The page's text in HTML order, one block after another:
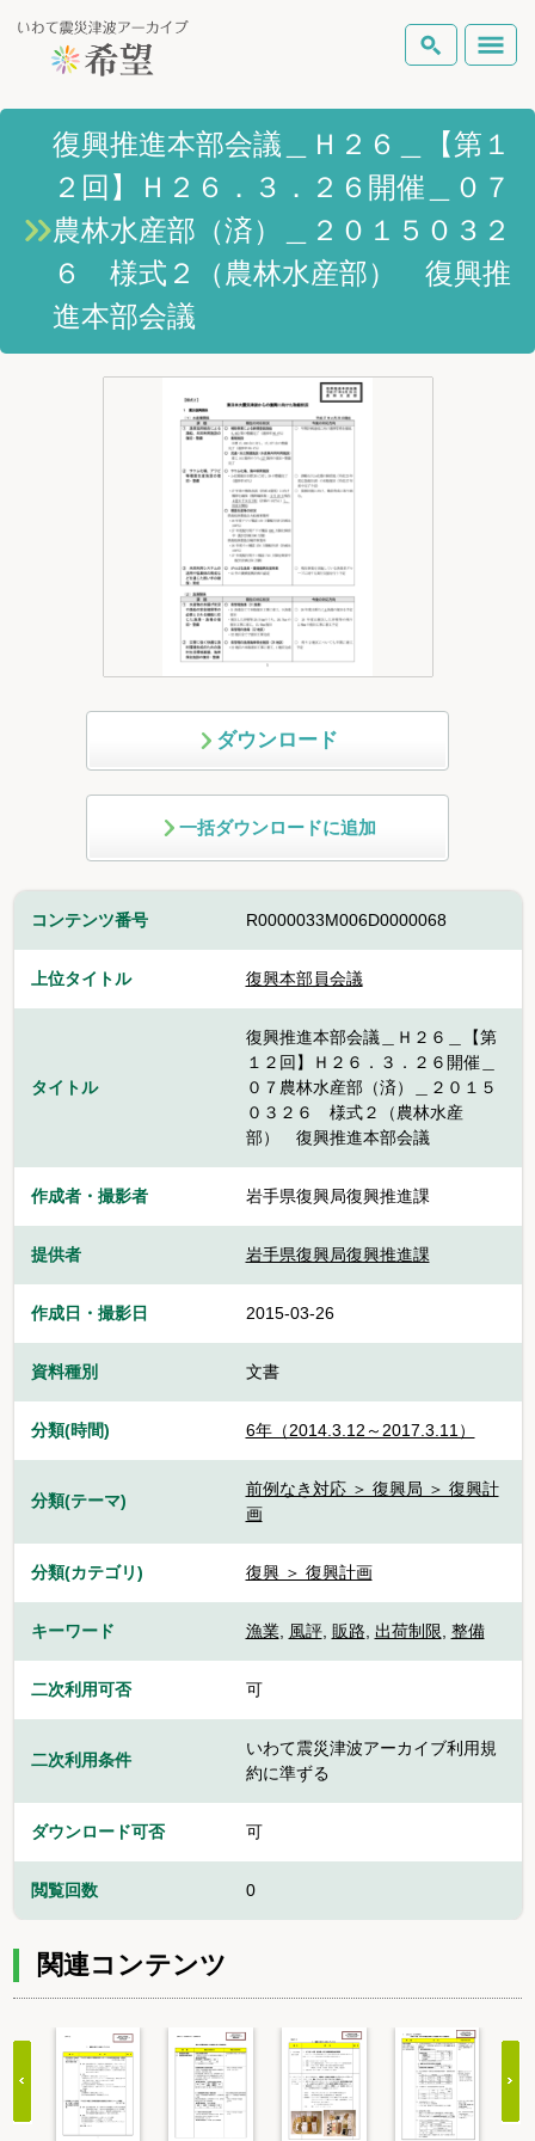
いわて震災津波アーカイブとは
岩手県の被害状況
ピックアップコンテンツ
検索
テーマから探す 地図から探す 詳細検索
復興推進本部会議＿Ｈ２６＿【第１
２回】Ｈ２６．３．２６開催＿０７
農林水産部（済）＿２０１５０３２
６ 様式２（農林水産部） 復興推
進本部会議
ダウンロード
一括ダウンロードに追加
コンテンツ番号 R0000033M006D0000068
上位タイトル 復興本部員会議
タイトル
復興推進本部会議＿Ｈ２６＿【第
１２回】Ｈ２６．３．２６開催＿
０７農林水産部（済）＿２０１５
０３２６ 様式２（農林水産
部） 復興推進本部会議
作成者・撮影者 岩手県復興局復興推進課
提供者 岩手県復興局復興推進課
作成日・撮影日 2015-03-26
資料種別 文書
分類(時間) 6年（2014.3.12～2017.3.11）
分類(テーマ)
前例なき対応 ＞ 復興局 ＞ 復興計
画
分類(カテゴリ) 復興 ＞ 復興計画
キーワード 漁業, 風評, 販路, 出荷制限, 整備
二次利用可否 可
二次利用条件
いわて震災津波アーカイブ利用規
約に準ずる
ダウンロード可否 可
閲覧回数 0
関連コンテンツ